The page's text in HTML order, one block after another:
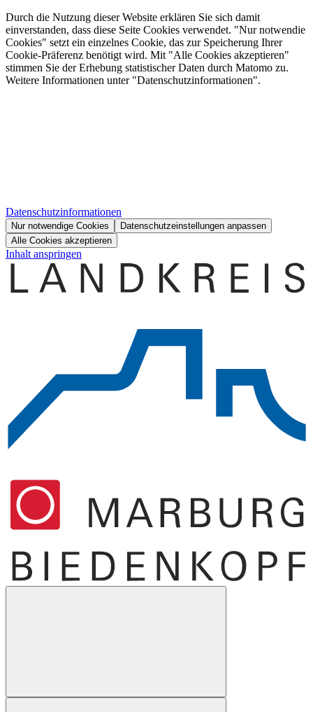
Durch die Nutzung dieser Website erklären Sie sich damit
einverstanden, dass diese Seite Cookies verwendet. "Nur notwendie
Cookies" setzt ein einzelnes Cookie, das zur Speicherung Ihrer
Cookie-Präferenz benötigt wird. Mit "Alle Cookies akzeptieren"
stimmen Sie der Erhebung statistischer Daten durch Matomo zu.
Weitere Informationen unter "Datenschutzinformationen".
Datenschutzinformationen
Nur notwendige Cookies
Datenschutzeinstellungen anpassen
Alle Cookies akzeptieren
Inhalt anspringen